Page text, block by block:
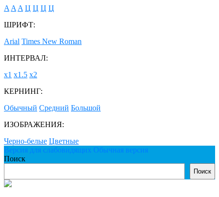
A A A Ц Ц Ц Ц
ШРИФТ:
Arial Times New Roman
ИНТЕРВАЛ:
х1 х1.5 х2
КЕРНИНГ:
Обычный Средний Большой
ИЗОБРАЖЕНИЯ:
Черно-белые Цветные
Версия для слабовидящих Обычная версия
Поиск
Поиск